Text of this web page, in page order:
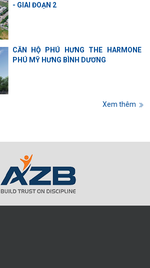
- GIAI ĐOẠN 2
CĂN HỘ PHÚ HƯNG THE HARMONE
PHÚ MỸ HƯNG BÌNH DƯƠNG
Xem thêm